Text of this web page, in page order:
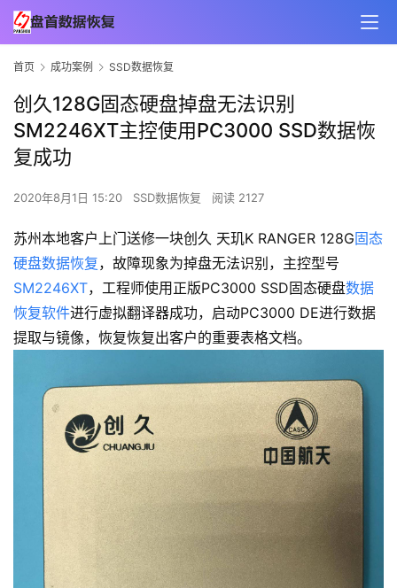
首页 成功案例 SSD数据恢复
创久128G固态硬盘掉盘无法识别
SM2246XT主控使用PC3000 SSD数据恢
复成功
2020年8月1日 15:20 SSD数据恢复 阅读 2127
苏州本地客户上门送修一块创久 天玑K RANGER 128G固态
硬盘数据恢复，故障现象为掉盘无法识别，主控型号
SM2246XT，工程师使用正版PC3000 SSD固态硬盘数据
恢复软件进行虚拟翻译器成功，启动PC3000 DE进行数据
提取与镜像，恢复恢复出客户的重要表格文档。